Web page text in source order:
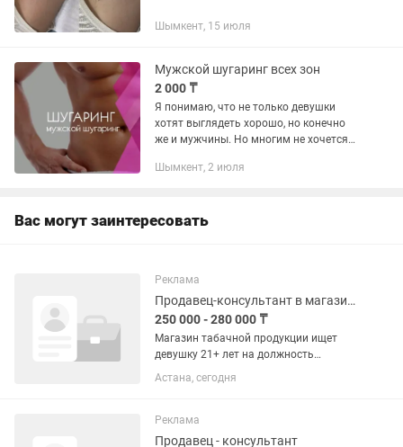
Шымкент, 15 июля
Мужской шугаринг всех зон
2 000 ₸
Я понимаю, что не только девушки
хотят выглядеть хорошо, но конечно
же и мужчины. Но многим не хочется
случаи я предлагаю свои процедуры
Шымкент, 2 июля
Вас могут заинтересовать
Реклама
Продавец-консультант в магазине Табачных изделий
250 000 - 280 000 ₸
Магазин табачной продукции ищет
девушку 21+ лет на должность
продавца-консультанта в магазин
табачной продукции и табачных
открывается в Сентябре 26-го года по...
Астана, сегодня
Реклама
Продавец - консультант